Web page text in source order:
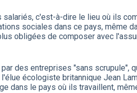
c'est-à-dire le lieu où ils
sociales dans ce pays, même
obligées de composer avec
des entreprises "sans scrupule",
écologiste britannique Jean
dans le pays où ils travaillent,